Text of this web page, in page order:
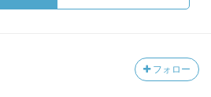
フォロー